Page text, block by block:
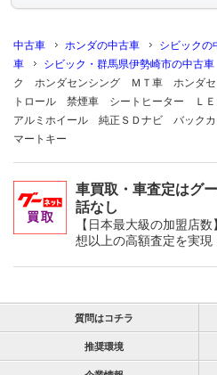
中古車 ホンダの中古車 シビックの
車
シビック・群馬県伊勢崎市の中古車
ク ホンダセンシング ＭＴ車 ホンダセ
トロール 禁煙車 シートヒーター ＬＥ
アルミホイール 純正ＳＤナビ バック
マートキー
車買取・車査定はグ
話なし
【日本最大級の加盟店
想以上の高額査定を実現
質問はコチラ
推奨環境